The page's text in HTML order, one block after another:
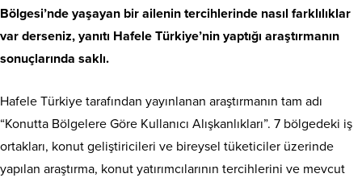
Bölgesi’nde yaşayan bir ailenin tercihlerinde nasıl farklılıklar
var derseniz, yanıtı Hafele Türkiye’nin yaptığı araştırmanın
sonuçlarında saklı.
Hafele Türkiye tarafından yayınlanan araştırmanın tam adı
“Konutta Bölgelere Göre Kullanıcı Alışkanlıkları”. 7 bölgedeki iş
ortakları, konut geliştiricileri ve bireysel tüketiciler üzerinde
yapılan araştırma, konut yatırımcılarının tercihlerini ve mevcut